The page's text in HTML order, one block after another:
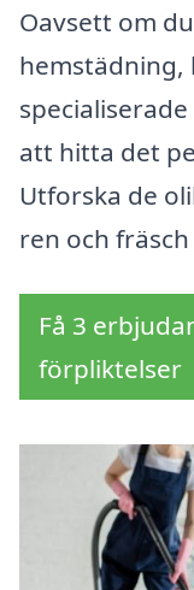
Oavsett om
att hitta det
Utforska de
ren och
Få 3
förpliktelser